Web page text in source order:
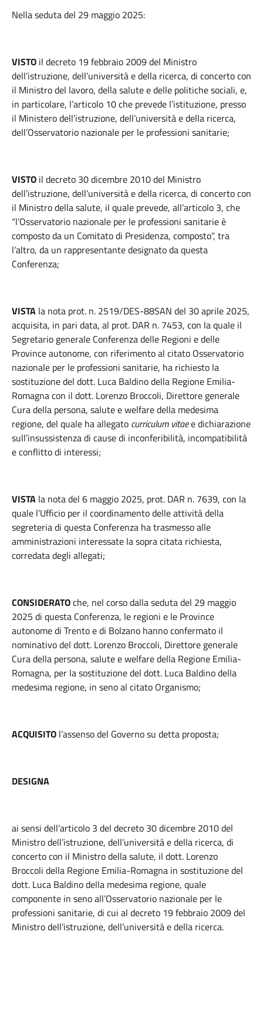
Nella seduta del 29 maggio 2025:
VISTO il decreto 19 febbraio 2009 del Ministro
dell’istruzione, dell’università e della ricerca, di concerto con
il Ministro del lavoro, della salute e delle politiche sociali, e,
in particolare, l’articolo 10 che prevede l’istituzione, presso
il Ministero dell’istruzione, dell’università e della ricerca,
dell’Osservatorio nazionale per le professioni sanitarie;
VISTO il decreto 30 dicembre 2010 del Ministro
dell’istruzione, dell’università e della ricerca, di concerto con
il Ministro della salute, il quale prevede, all’articolo 3, che
“l’Osservatorio nazionale per le professioni sanitarie è
composto da un Comitato di Presidenza, composto”, tra
l’altro, da un rappresentante designato da questa
Conferenza;
VISTA la nota prot. n. 2519/DES-88SAN del 30 aprile 2025,
acquisita, in pari data, al prot. DAR n. 7453, con la quale il
Segretario generale Conferenza delle Regioni e delle
Province autonome, con riferimento al citato Osservatorio
nazionale per le professioni sanitarie, ha richiesto la
sostituzione del dott. Luca Baldino della Regione Emilia-
Romagna con il dott. Lorenzo Broccoli, Direttore generale
Cura della persona, salute e welfare della medesima
regione, del quale ha allegato curriculum vitaee dichiarazione
sull’insussistenza di cause di inconferibilità, incompatibilità
e conflitto di interessi;
VISTA la nota del 6 maggio 2025, prot. DAR n. 7639, con la
quale l’Ufficio per il coordinamento delle attività della
segreteria di questa Conferenza ha trasmesso alle
amministrazioni interessate la sopra citata richiesta,
corredata degli allegati;
CONSIDERATOche, nel corso dalla seduta del 29 maggio
2025 di questa Conferenza, le regioni e le Province
autonome di Trento e di Bolzano hanno confermato il
nominativo del dott. Lorenzo Broccoli, Direttore generale
Cura della persona, salute e welfare della Regione Emilia-
Romagna, per la sostituzione del dott. Luca Baldino della
medesima regione, in seno al citato Organismo;
ACQUISITO l’assenso del Governo su detta proposta;
DESIGNA
ai sensi dell’articolo 3 del decreto 30 dicembre 2010 del
Ministro dell’istruzione, dell’università e della ricerca, di
concerto con il Ministro della salute, il dott. Lorenzo
Broccoli della Regione Emilia-Romagna in sostituzione del
dott. Luca Baldino della medesima regione, quale
componente in seno all’Osservatorio nazionale per le
professioni sanitarie, di cui al decreto 19 febbraio 2009 del
Ministro dell’istruzione, dell’università e della ricerca.